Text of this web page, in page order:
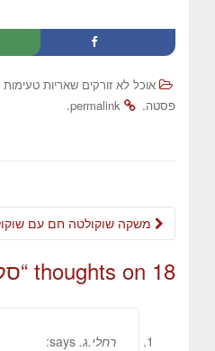
אוכל לא זורקים שאריות
פסטה.
permalink
.
18 thoughts on “
רחלי.ג. says: